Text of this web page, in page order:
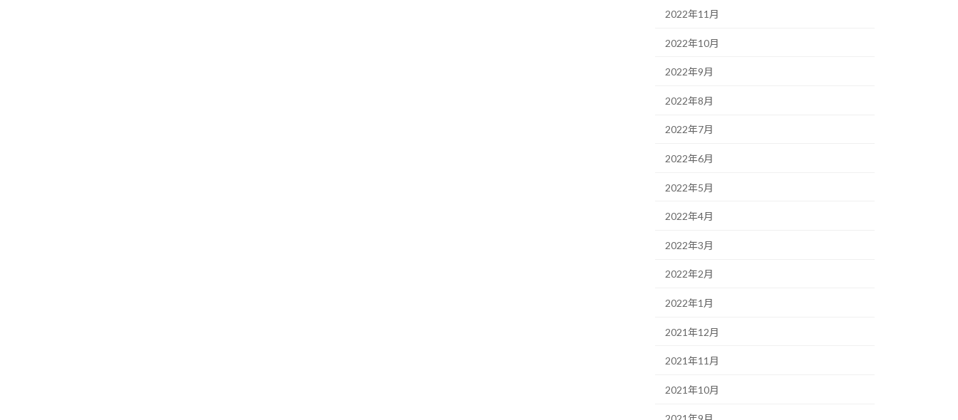
2022年11月
2022年10月
2022年9月
2022年8月
2022年7月
2022年6月
2022年5月
2022年4月
2022年3月
2022年2月
2022年1月
2021年12月
2021年11月
2021年10月